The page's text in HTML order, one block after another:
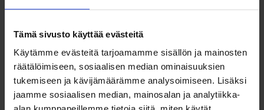
Tämä sivusto käyttää evästeitä
Käytämme evästeitä tarjoamamme sisällön ja mainosten
räätälöimiseen, sosiaalisen median ominaisuuksien
tukemiseen ja kävijämäärämme analysoimiseen. Lisäksi
jaamme sosiaalisen median, mainosalan ja analytiikka-
chat-box
tk_ai
www.kaisankello.fi
data on
visitors'
website-
behaviour.
This is used
for internal